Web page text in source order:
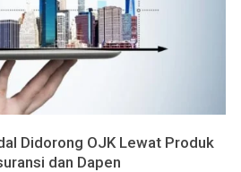
Didorong OJK Lewat Produk
dan Dapen